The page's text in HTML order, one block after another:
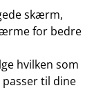
skærm,
for bedre
hvilken som
til dine